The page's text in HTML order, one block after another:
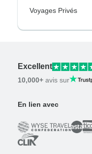
Voyages Privés
Excellent
10,000+ avis sur
En lien avec